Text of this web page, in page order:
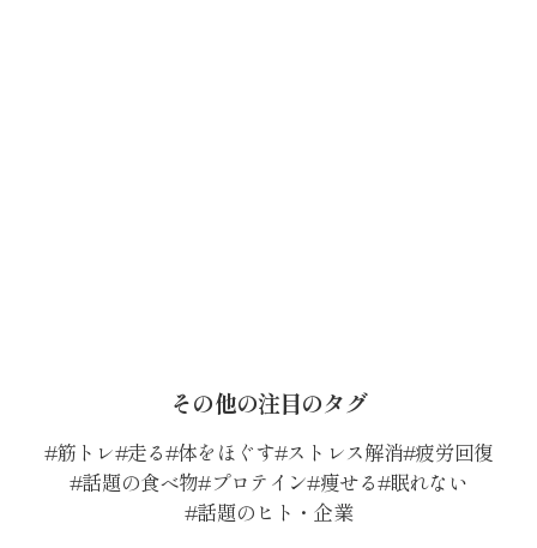
その他の注目のタグ
筋トレ 走る 体をほぐす ストレス解消 疲労回復
話題の食べ物 プロテイン 痩せる 眠れない
話題のヒト・企業